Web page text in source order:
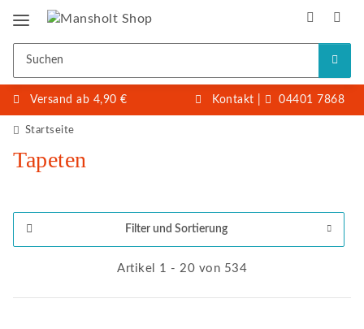
Versand ab 4,90 € Kontakt 04401 7868
Startseite
Tapeten
Filter und Sortierung
Artikel 1 - 20 von 534